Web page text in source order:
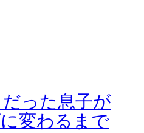
った息子が
変わるまで